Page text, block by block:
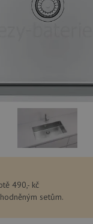
490,- kč
setům.